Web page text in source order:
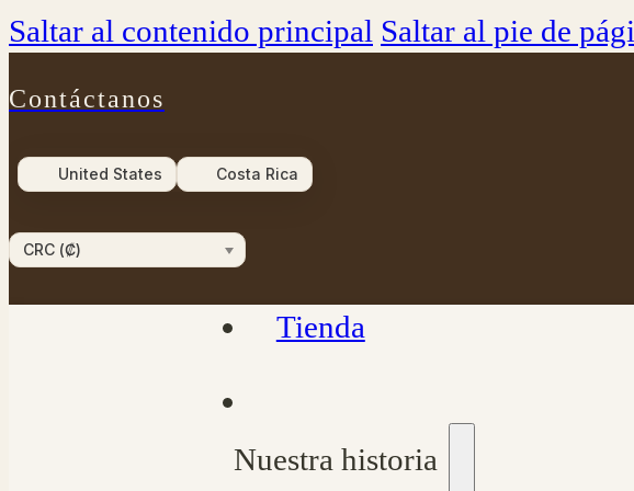
Saltar al contenido principal Saltar al pie de
Contáctanos
United States Costa Rica
CRC (₡)
Tienda
Nuestra historia